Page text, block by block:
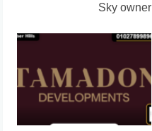
Sky owner